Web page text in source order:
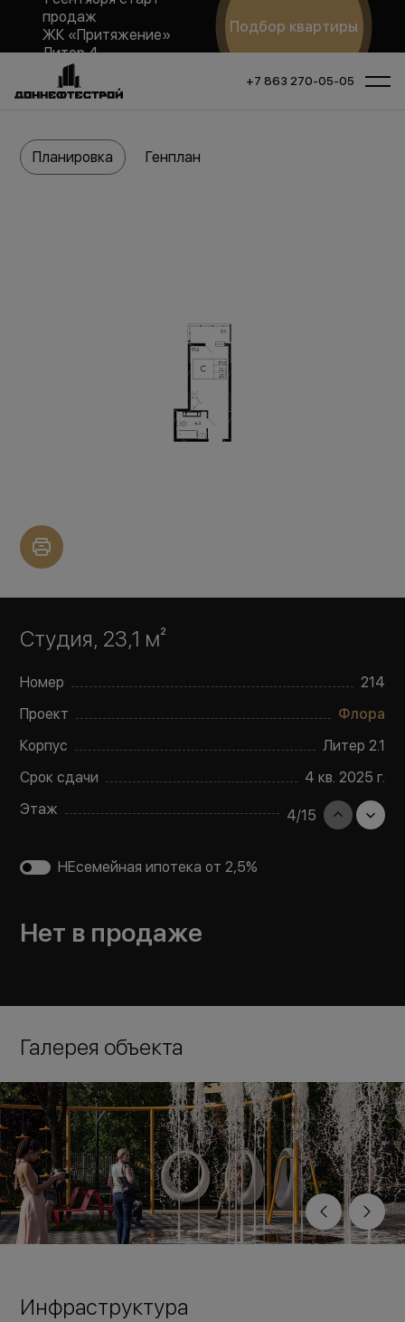
продаж
ЖК «Притяжение»
Литер 4
Подбор квартиры
+7 863 270-05-05
Студия, 23,1 м²
Номер
214
Проект
Флора
Корпус
Литер 2.1
Срок сдачи
4 кв. 2025 г.
Этаж
4/15
НЕсемейная ипотека от 2,5%
Нет в продаже
Планировка Генплан
Галерея объекта
Инфраструктура